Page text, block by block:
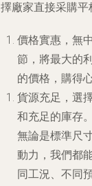
廠家直接采購平
價格實惠，無
節，將最大的
的價格，購得
貨源充足，選
和充足的庫存
無論是標準尺
動力，我們都
同工況、不同